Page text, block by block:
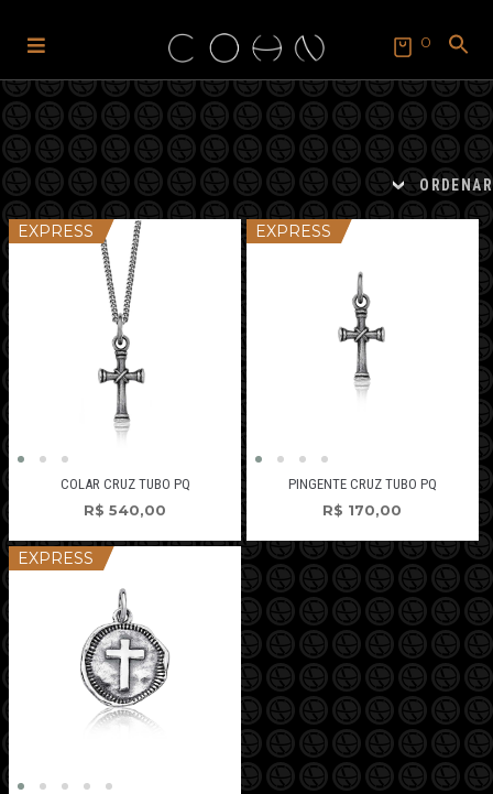
navegação
o
conteúdo
0
SEARCH
FOR:
Search Button
ORDENAR
EXPRESS
COLAR CRUZ TUBO PQ
R$ 540,00
EXPRESS
PINGENTE CRUZ TUBO PQ
R$ 170,00
EXPRESS